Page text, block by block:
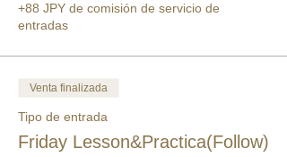
+88 JPY de comisión de servicio de
entradas
Venta finalizada
Tipo de entrada
Friday Lesson&Practica(Follow)